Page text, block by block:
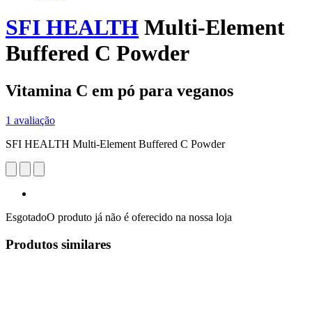
SFI HEALTH Multi-Element
Buffered C Powder
Vitamina C em pó para veganos
1 avaliação
SFI HEALTH Multi-Element Buffered C Powder
EsgotadoO produto já não é oferecido na nossa loja
Produtos similares